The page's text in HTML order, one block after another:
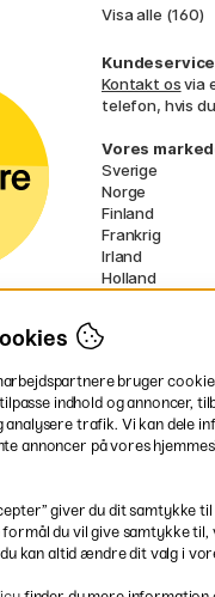
Visa alle (160)
Kundeservice
Kontakt osvia
telefon, hvis
Vores
Sverige
Norge
Finland
Frankrig
Irland
Holland
EU
* Specifikke
voluminøse varer.
bruger
indhold og annoncer,
analysere trafik. Vi kan dele
annoncer på vores
giver du dit samtykke
du vil give samtykke til,
du kan altid ændre dit valg i